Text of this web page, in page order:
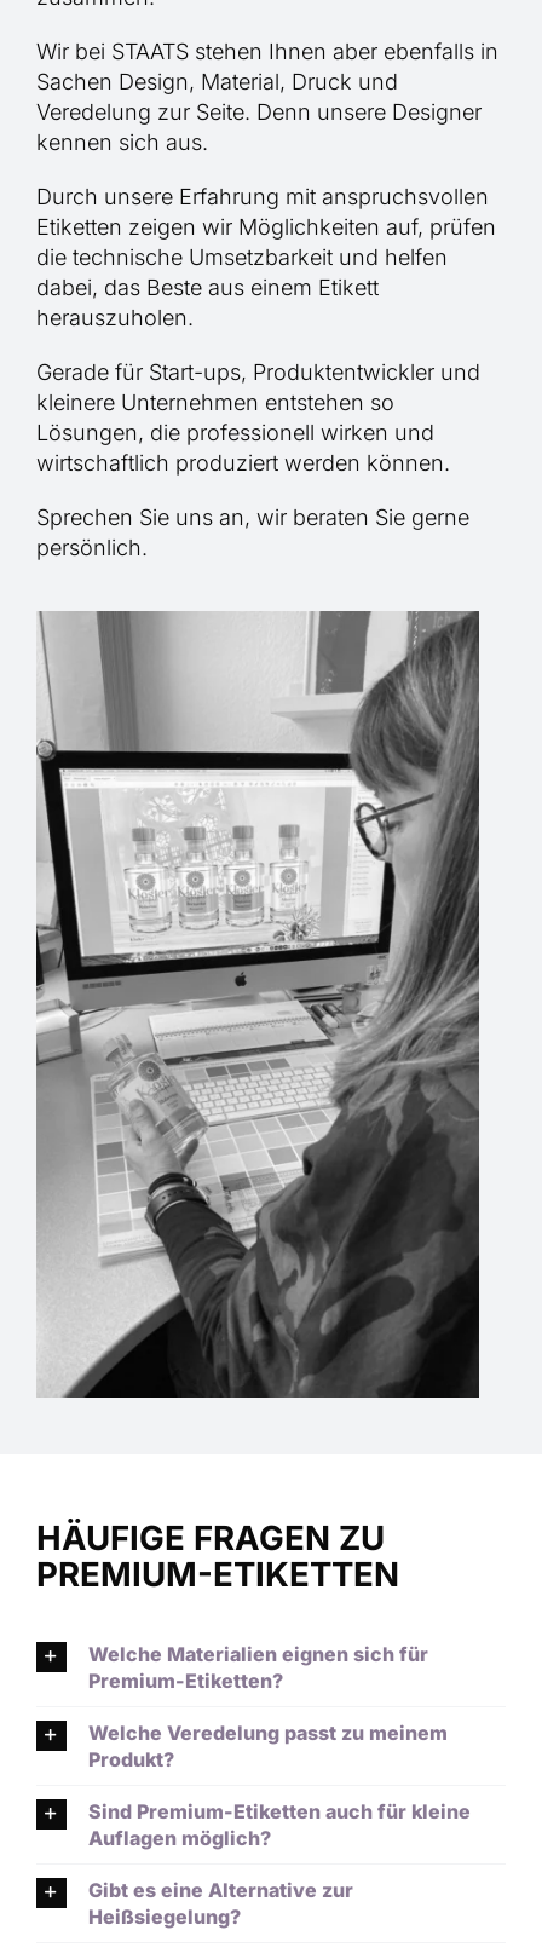
Wir bei STAATS stehen Ihnen aber ebenfalls in
Sachen Design, Material, Druck und
Veredelung zur Seite. Denn unsere Designer
kennen sich aus.
Durch unsere Erfahrung mit anspruchsvollen
Etiketten zeigen wir Möglichkeiten auf, prüfen
die technische Umsetzbarkeit und helfen
dabei, das Beste aus einem Etikett
herauszuholen.
Gerade für Start-ups, Produktentwickler und
kleinere Unternehmen entstehen so
Lösungen, die professionell wirken und
wirtschaftlich produziert werden können.
Sprechen Sie uns an, wir beraten Sie gerne
persönlich.
HÄUFIGE FRAGEN ZU
PREMIUM-ETIKETTEN
Welche Materialien eignen sich für
Premium-Etiketten?
Welche Veredelung passt zu meinem
Produkt?
Sind Premium-Etiketten auch für kleine
Auflagen möglich?
Gibt es eine Alternative zur
Heißsiegelung?